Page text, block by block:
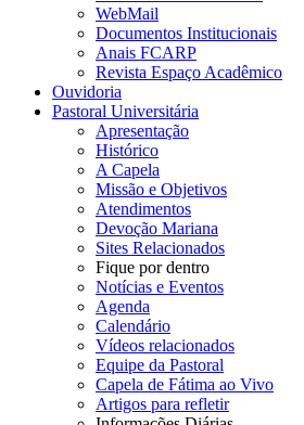
WebMail
Documentos Institucionais
Anais FCARP
Revista Espaço Acadêmico
Ouvidoria
Pastoral Universitária
Apresentação
Histórico
A Capela
Missão e Objetivos
Atendimentos
Devoção Mariana
Sites Relacionados
Fique por dentro
Notícias e Eventos
Agenda
Calendário
Vídeos relacionados
Equipe da Pastoral
Capela de Fátima ao Vivo
Artigos para refletir